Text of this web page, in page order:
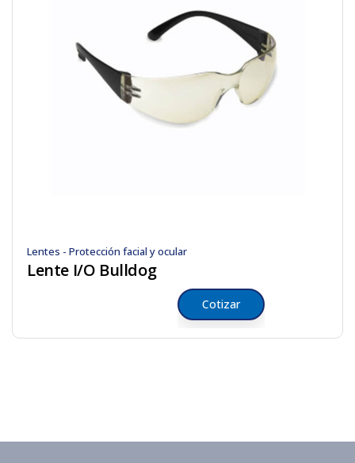
Lentes - Protección facial y ocular
Lente I/O Bulldog
Cotizar